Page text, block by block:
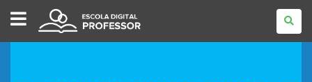
ESCOLA
DIGITAL
-
PROFESSOR